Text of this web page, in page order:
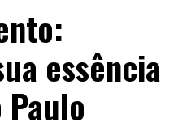
essência